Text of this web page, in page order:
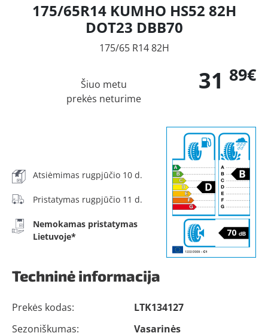
175/65R14 KUMHO HS52 82H
DOT23 DBB70
175/65 R14 82H
31 89€
Šiuo metu
prekės neturime
Atsiėmimas rugpjūčio 10 d.
Pristatymas rugpjūčio 11 d.
Nemokamas pristatymas
Lietuvoje*
Techninė informacija
Prekės kodas:
LTK134127
Sezoniškumas:
Vasarinės